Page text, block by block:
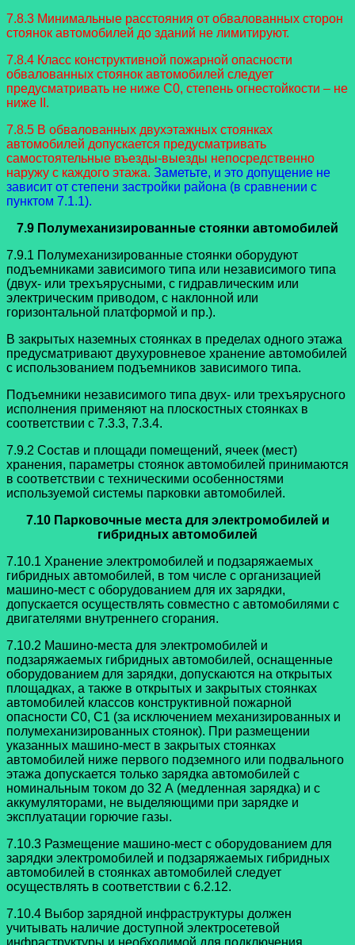
7.8.3 Минимальные расстояния от обвалованных сторон
стоянок автомобилей до зданий не лимитируют.
7.8.4 Класс конструктивной пожарной опасности
обвалованных стоянок автомобилей следует
предусматривать не ниже С0, степень огнестойкости – не
ниже II.
7.8.5 В обвалованных двухэтажных стоянках
автомобилей допускается предусматривать
самостоятельные въезды-выезды непосредственно
наружу с каждого этажа. Заметьте, и это допущение не
зависит от степени застройки района (в сравнении с
пунктом 7.1.1).
7.9 Полумеханизированные стоянки автомобилей
7.9.1 Полумеханизированные стоянки оборудуют
подъемниками зависимого типа или независимого типа
(двух- или трехъярусными, с гидравлическим или
электрическим приводом, с наклонной или
горизонтальной платформой и пр.).
В закрытых наземных стоянках в пределах одного этажа
предусматривают двухуровневое хранение автомобилей
с использованием подъемников зависимого типа.
Подъемники независимого типа двух- или трехъярусного
исполнения применяют на плоскостных стоянках в
соответствии с 7.3.3, 7.3.4.
7.9.2 Состав и площади помещений, ячеек (мест)
хранения, параметры стоянок автомобилей принимаются
в соответствии с техническими особенностями
используемой системы парковки автомобилей.
7.10 Парковочные места для электромобилей и
гибридных автомобилей
7.10.1 Хранение электромобилей и подзаряжаемых
гибридных автомобилей, в том числе с организацией
машино-мест с оборудованием для их зарядки,
допускается осуществлять совместно с автомобилями с
двигателями внутреннего сгорания.
7.10.2 Машино-места для электромобилей и
подзаряжаемых гибридных автомобилей, оснащенные
оборудованием для зарядки, допускаются на открытых
площадках, а также в открытых и закрытых стоянках
автомобилей классов конструктивной пожарной
опасности C0, С1 (за исключением механизированных и
полумеханизированных стоянок). При размещении
указанных машино-мест в закрытых стоянках
автомобилей ниже первого подземного или подвального
этажа допускается только зарядка автомобилей с
номинальным током до 32 А (медленная зарядка) и с
аккумуляторами, не выделяющими при зарядке и
эксплуатации горючие газы.
7.10.3 Размещение машино-мест с оборудованием для
зарядки электромобилей и подзаряжаемых гибридных
автомобилей в стоянках автомобилей следует
осуществлять в соответствии с 6.2.12.
7.10.4 Выбор зарядной инфраструктуры должен
учитывать наличие доступной электросетевой